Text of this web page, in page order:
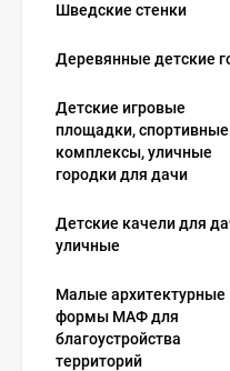
Шведские стенки
Деревянные детские
Детские игровые
площадки, спортивные
комплексы, уличные
городки для дачи
Детские качели для
уличные
Малые архитектурные
формы МАФ для
благоустройства
территорий